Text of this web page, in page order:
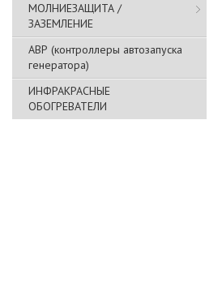
МОЛНИЕЗАЩИТА /
ЗАЗЕМЛЕНИЕ
АВР (контроллеры автозапуска
генератора)
ИНФРАКРАСНЫЕ
ОБОГРЕВАТЕЛИ